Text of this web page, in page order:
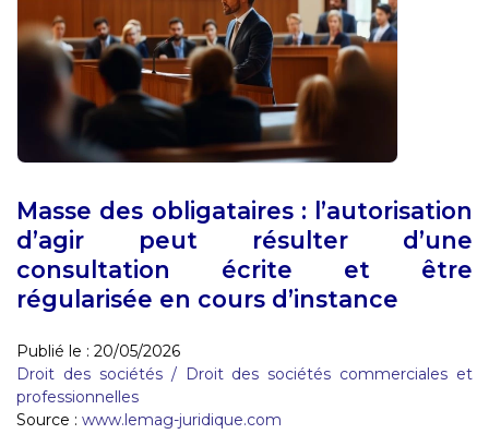
Masse des obligataires : l’autorisation
d’agir peut résulter d’une
consultation écrite et être
régularisée en cours d’instance
Publié le : 20/05/2026
Droit des sociétés/ Droit des sociétés commerciales et
professionnelles
Source : www.lemag-juridique.com